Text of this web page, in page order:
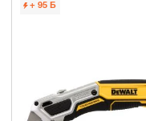
+ 95 Б